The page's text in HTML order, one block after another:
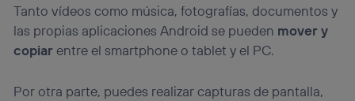
Tanto vídeos como música, fotografías, documentos y
las propias aplicaciones Android se pueden mover y
copiarentre el smartphone o tablet y el PC.
Por otra parte, puedes realizar capturas de pantalla,